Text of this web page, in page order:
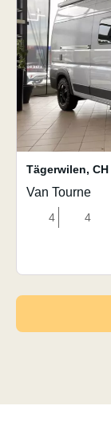
Tägerwilen, CH
Van Tourne
4 4